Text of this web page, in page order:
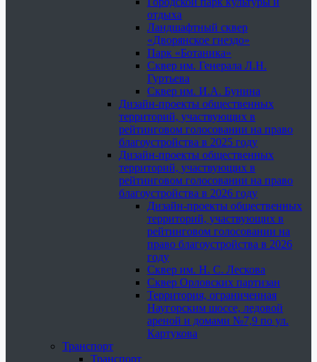
отдыха
Ландшафтный сквер
«Дворянское гнездо»
Парк «Ботаника»
Сквер им. Генерала Л.Н.
Гуртьева
Сквер им. И.А. Бунина
Дизайн-проекты общественных
территорий, участвующих в
рейтинговом голосовании на право
благоустройства в 2025 году
Дизайн-проекты общественных
территорий, участвующих в
рейтинговом голосовании на право
благоустройства в 2026 году
Дизайн-проекты общественных
территорий, участвующих в
рейтинговом голосовании на
право благоустройства в 2026
году
Сквер им. Н. С. Лескова
Сквер Орловских партизан
Территория, ограниченная
Наугорским шоссе, ледовой
ареной и домами №7,9 по ул.
Картукова
Транспорт
Транспорт